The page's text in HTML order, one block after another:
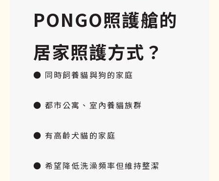
PONGO照護艙的
居家照護方式？
● 同時飼養貓與狗的家庭
● 都市公寓、室內養貓族群
● 有高齡犬貓的家庭
● 希望降低洗澡頻率但維持整潔